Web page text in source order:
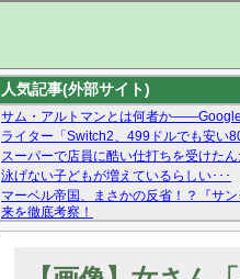
人気記事(外部サイト)
サム・アルトマンとは何者か
ライター「Switch2、499ドルでも安い
スーパーで店員に酷い仕打ちを受けた
泳げない子どもが増えているらしい･･･
マーベル帝国、まさかの反省！？『サ
来を徹底考察！
【モー娘。石田亜佑美】ファーストテ